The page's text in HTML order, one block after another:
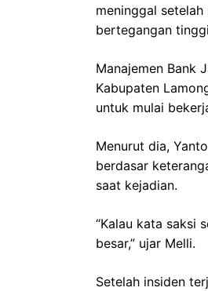
meninggal
bertegangan
Manajemen Bank
Kabupaten
untuk mulai
Menurut dia,
berdasar
saat kejadian.
“Kalau kata saksi
besar,” ujar Melli.
Setelah insiden